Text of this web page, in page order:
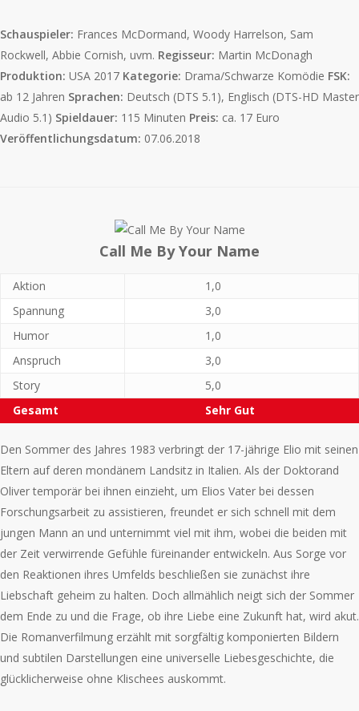
Schauspieler: Frances McDormand, Woody Harrelson, Sam
Rockwell, Abbie Cornish, uvm. Regisseur: Martin McDonagh
Produktion: USA 2017 Kategorie: Drama/Schwarze Komödie FSK:
ab 12 Jahren Sprachen: Deutsch (DTS 5.1), Englisch (DTS-HD Master
Audio 5.1) Spieldauer: 115 Minuten Preis: ca. 17 Euro
Veröffentlichungsdatum: 07.06.2018
Call Me By Your Name
Aktion
1,0
Spannung
3,0
Humor
1,0
Anspruch
3,0
Story
5,0
Gesamt
Sehr Gut
Den Sommer des Jahres 1983 verbringt der 17-jährige Elio mit seinen
Eltern auf deren mondänem Landsitz in Italien. Als der Doktorand
Oliver temporär bei ihnen einzieht, um Elios Vater bei dessen
Forschungsarbeit zu assistieren, freundet er sich schnell mit dem
jungen Mann an und unternimmt viel mit ihm, wobei die beiden mit
der Zeit verwirrende Gefühle füreinander entwickeln. Aus Sorge vor
den Reaktionen ihres Umfelds beschließen sie zunächst ihre
Liebschaft geheim zu halten. Doch allmählich neigt sich der Sommer
dem Ende zu und die Frage, ob ihre Liebe eine Zukunft hat, wird akut.
Die Romanverfilmung erzählt mit sorgfältig komponierten Bildern
und subtilen Darstellungen eine universelle Liebesgeschichte, die
glücklicherweise ohne Klischees auskommt.